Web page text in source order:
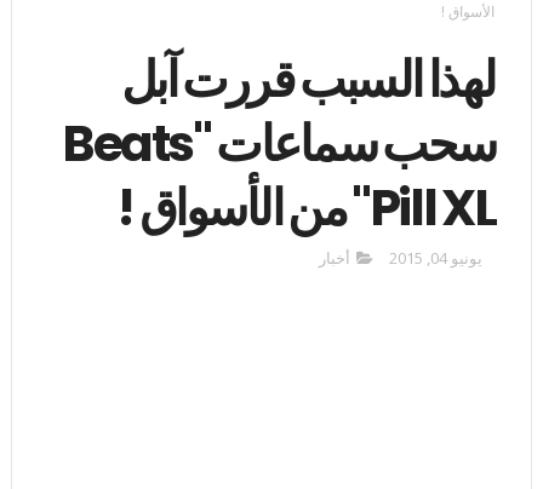
الأسواق !
لهذا السبب قررت آبل
سحب سماعات "Beats
Pill XL" من الأسواق !
يونيو 04, 2015 أخبار